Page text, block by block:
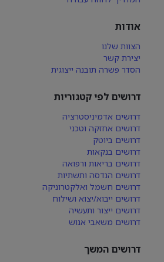
אודות
הצוות שלנו
יצירת קשר
הסדר פשרה תובנה ייצוגית
דרושים לפי קטגוריות
דרושים אדמיניסטרציה
דרושים אחזקה וטכני
דרושים ביוטק
דרושים בנקאות
דרושים בריאות ורפואה
דרושים הנדסה ותשתיות
דרושים חשמל ואלקטרוניקה
דרושים ייבוא/יצוא ושילוח
דרושים ייצור ותעשיה
דרושים משאבי אנוש
דרושים המשך